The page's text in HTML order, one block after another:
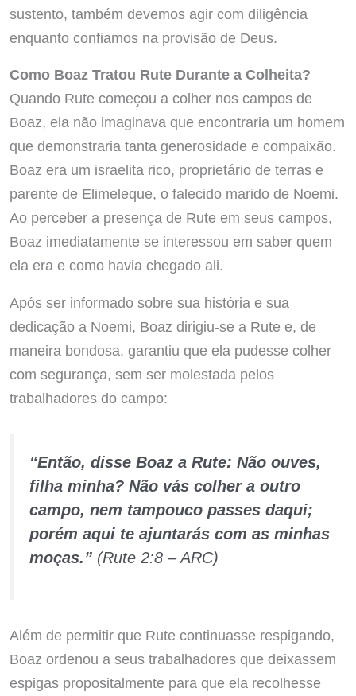
sustento, também devemos agir com diligência
enquanto confiamos na provisão de Deus.
Como Boaz Tratou Rute Durante a Colheita?
Quando Rute começou a colher nos campos de
Boaz, ela não imaginava que encontraria um homem
que demonstraria tanta generosidade e compaixão.
Boaz era um israelita rico, proprietário de terras e
parente de Elimeleque, o falecido marido de Noemi.
Ao perceber a presença de Rute em seus campos,
Boaz imediatamente se interessou em saber quem
ela era e como havia chegado ali.
Após ser informado sobre sua história e sua
dedicação a Noemi, Boaz dirigiu-se a Rute e, de
maneira bondosa, garantiu que ela pudesse colher
com segurança, sem ser molestada pelos
trabalhadores do campo:
“Então, disse Boaz a Rute: Não ouves,
filha minha? Não vás colher a outro
campo, nem tampouco passes daqui;
porém aqui te ajuntarás com as minhas
moças.” (Rute 2:8 – ARC)
Além de permitir que Rute continuasse respigando,
Boaz ordenou a seus trabalhadores que deixassem
espigas propositalmente para que ela recolhesse